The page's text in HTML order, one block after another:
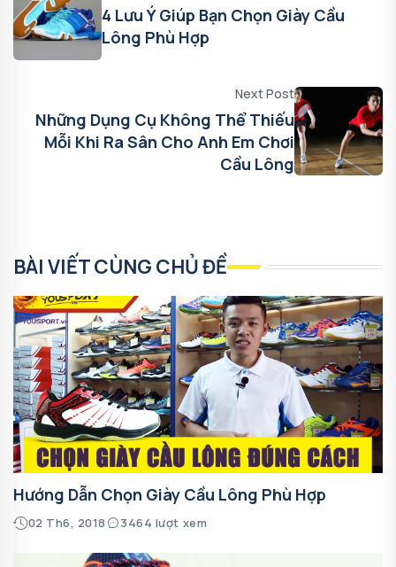
4 Lưu Ý Giúp Bạn Chọn Giày Cầu
Lông Phù Hợp
Next Post
Những Dụng Cụ Không Thể Thiếu
Mỗi Khi Ra Sân Cho Anh Em Chơi
Cầu Lông
BÀI VIẾT CÙNG CHỦ ĐỀ
Hướng Dẫn Chọn Giày Cầu Lông Phù Hợp
02 Th6, 2018 3464 lượt xem